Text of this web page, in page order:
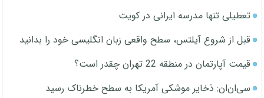
تعطیلی تنها مدرسه ایرانی در کویت
قبل از شروع آیلتس، سطح واقعی زبان انگلیسی خود را بدانید
قیمت آپارتمان در منطقه 22 تهران چقدر است؟
سی‌ان‌ان: ذخایر موشکی آمریکا به سطح خطرناک رسید